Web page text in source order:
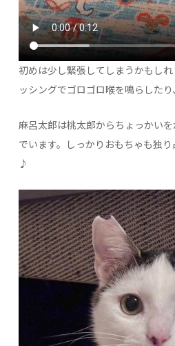
初めは少し緊張してしまうかもし
ッシングでゴロゴロ喉を鳴らした
麻呂太郎は桃太郎からちょっかい
でいます。しっかりおもちゃも独
♪